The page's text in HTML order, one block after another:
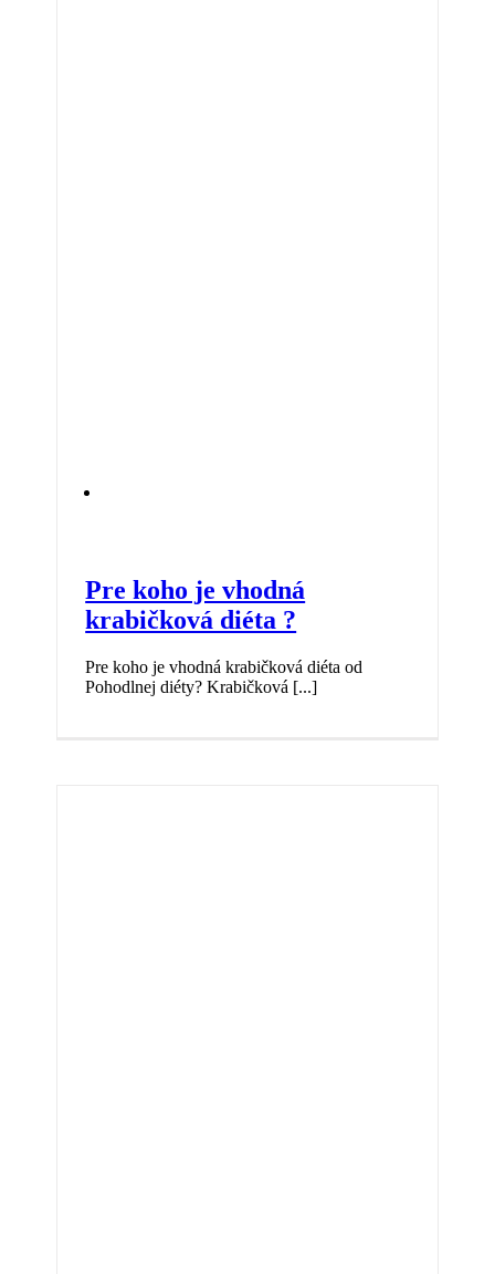
Pre koho je vhodná
krabičková diéta ?
Pre koho je vhodná krabičková diéta od
Pohodlnej diéty? Krabičková [...]